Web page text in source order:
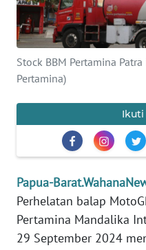
Stock BBM Pertamina
Pertamina)
Ikuti
Papua-
Perhelatan balap
Pertamina Mandalika
29 September 2024
KONTAK
KAMI
INFO
IKLAN
KAMI
PEDOMAN
MEDIA
SIBER
REDAKSI